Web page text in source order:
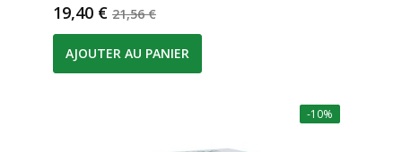
Prix
19,40 € Prix de base
21,56 €
AJOUTER AU PANIER
-10%